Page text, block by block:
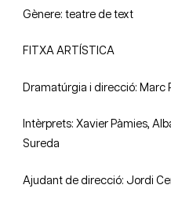
Gènere: teatre de text
FITXA ARTÍSTICA
Dramatúrgia i direcció: Marc
Intèrprets: Xavier Pàmies,
Sureda
Ajudant de direcció: Jordi